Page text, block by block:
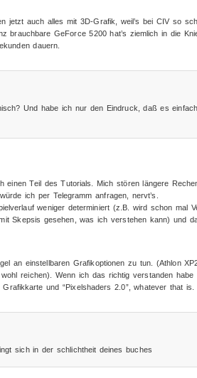
jetzt auch alles mit 3D-Grafik, weil’s bei CIV so
brauchbare GeForce 5200 hat’s ziemlich in die
dauern.
Und habe ich nur den Eindruck, daß es
Teil des Tutorials. Mich stören längere
ich per Telegramm anfragen, nervt’s.
weniger determiniert (z.B. wird schon mal
Skepsis gesehen, was ich verstehen kann) und
an einstellbaren Grafikoptionen zu tun. (Athlon
reichen). Wenn ich das richtig verstanden habe
und “Pixelshaders 2.0”, whatever that is.
sich in der schlichtheit deines buches